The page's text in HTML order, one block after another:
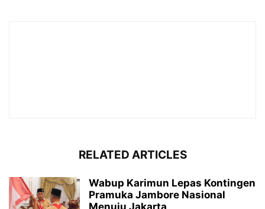
RELATED ARTICLES
Wabup Karimun Lepas Kontingen
Pramuka Jambore Nasional